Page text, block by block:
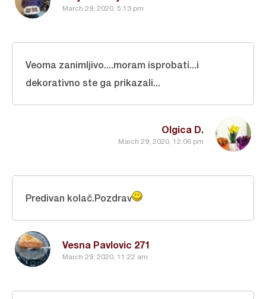
March 29, 2020, 5:13 pm
Olgica D.
March 29, 2020, 12:06 pm
Veoma zanimljivo....moram isprobati...i
dekorativno ste ga prikazali...
Vesna Pavlovic 271
March 29, 2020, 11:22 am
Predivan kolač.Pozdrav